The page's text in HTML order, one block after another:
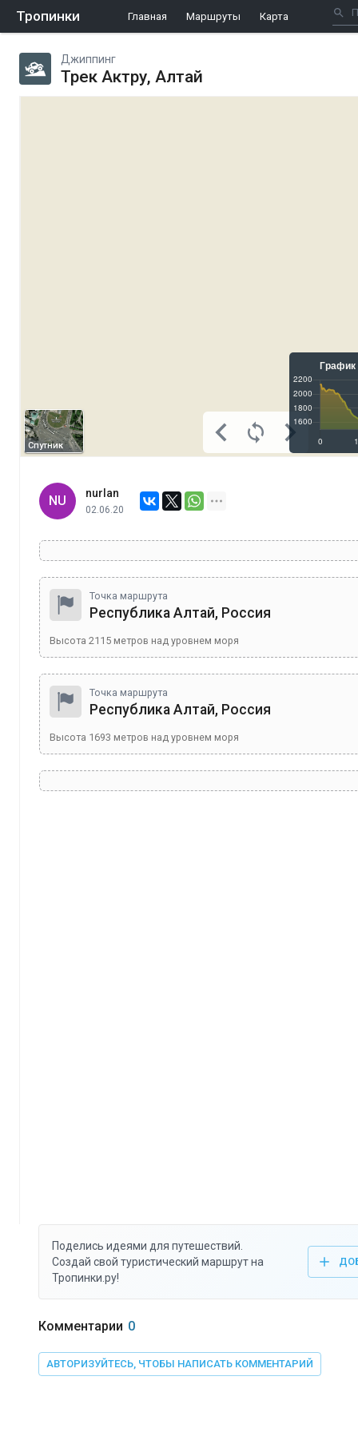
Тропинки Главная Маршруты Карта
Джиппинг
Трек Актру, Алтай
Спутник
NU
nurlan
02.06.20
Точка маршрута
Республика Алтай, Россия
Высота 2115 метров над уровнем моря
Точка маршрута
Республика Алтай, Россия
Высота 1693 метров над уровнем моря
Поделись идеями для путешествий.
Создай свой туристический маршрут на
Тропинки.ру!
Комментарии 0
АВТОРИЗУЙТЕСЬ, ЧТОБЫ НАПИСАТЬ КОММЕНТАРИЙ